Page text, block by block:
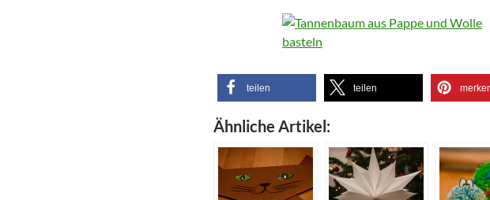
teilen teilen
Ähnliche Artikel: